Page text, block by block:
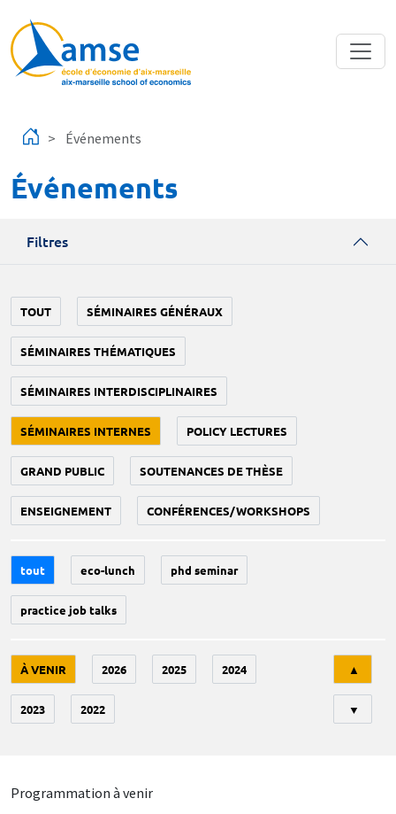
Événements
Événements
Filtres
TOUT SÉMINAIRES GÉNÉRAUX
SÉMINAIRES THÉMATIQUES
SÉMINAIRES INTERDISCIPLINAIRES
SÉMINAIRES INTERNES POLICY LECTURES
GRAND PUBLIC SOUTENANCES DE THÈSE
ENSEIGNEMENT CONFÉRENCES/WORKSHOPS
tout eco-lunch phd seminar
practice job talks
À VENIR 2026 2025 2024
2023 2022
▲
▼
Programmation à venir